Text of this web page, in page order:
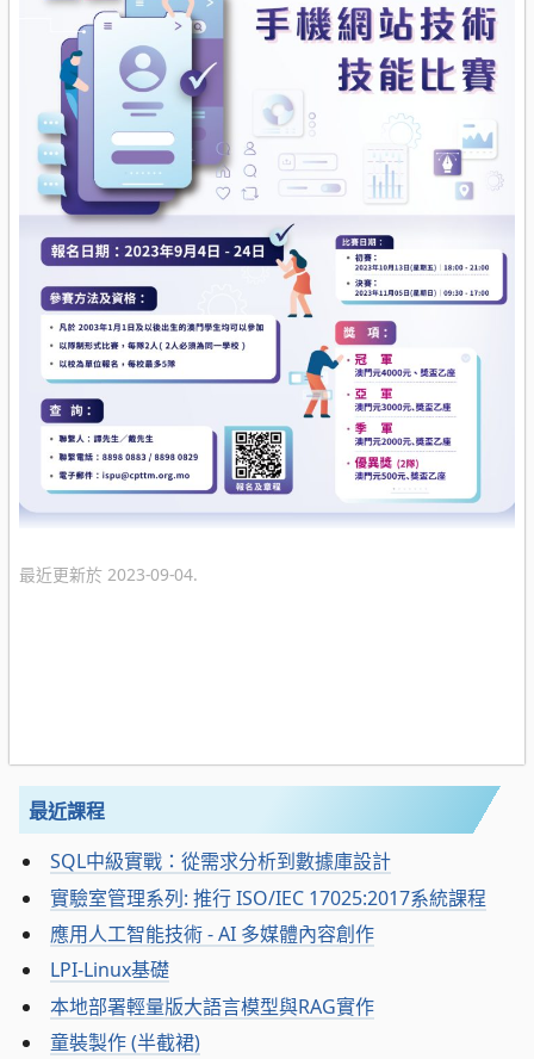
最近更新於 2023-09-04.
最近課程
SQL中級實戰：從需求分析到數據庫設計
實驗室管理系列: 推行 ISO/IEC 17025:2017系統課程
應用人工智能技術 - AI 多媒體內容創作
LPI-Linux基礎
本地部署輕量版大語言模型與RAG實作
童裝製作 (半截裙)